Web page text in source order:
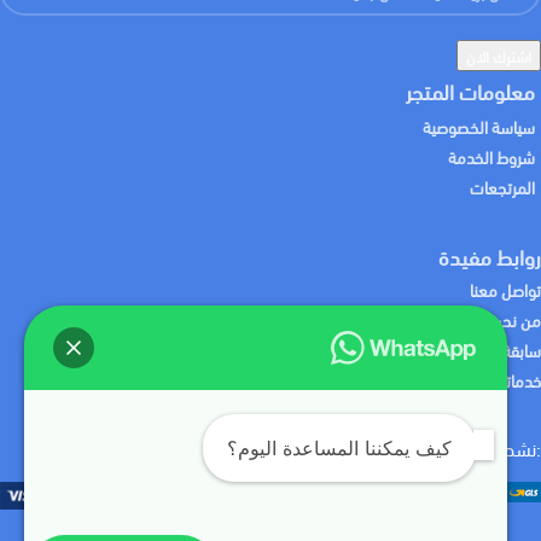
معلومات المتجر
سياسة الخصوصية
شروط الخدمة
المرتجعات
روابط مفيدة
تواصل معنا
من نحن
سابقة الاعمال
خدماتنا
:نقبل الدفع باستخدام :نشحن لك منتجاتك باستخدام
كيف يمكننا المساعدة اليوم؟